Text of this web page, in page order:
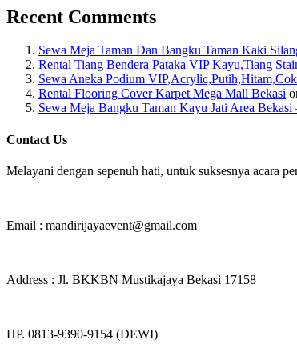
Recent Comments
Sewa Meja Taman Dan Bangku Taman Kaki
Rental Tiang Bendera Pataka VIP Kayu,Tiang
Sewa Aneka Podium
Rental Flooring Cover Karpet Mega Mall Bekasi
Sewa Meja Bangku Taman Kayu Jati Area Bekasi
Contact Us
Melayani dengan sepenuh hati, untuk suksesnya acara
Email : mandirijayaevent@gmail.com
Address : Jl. BKKBN Mustikajaya Bekasi 17158
HP. 0813-9390-9154 (DEWI)